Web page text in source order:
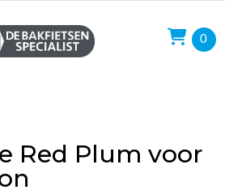
0
Red Plum voor